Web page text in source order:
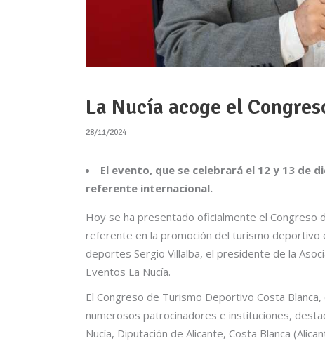
La Nucía acoge el
28/11/2024
El evento, que se celebrará el 12 y 13 de
referente internacional.
Hoy se ha presentado oficialmente el Congreso
referente en la promoción del turismo deportivo
deportes Sergio Villalba, el presidente de la
Eventos La Nucía.
El Congreso de Turismo Deportivo Costa
numerosos patrocinadores e instituciones,
Nucía, Diputación de Alicante, Costa Blanca